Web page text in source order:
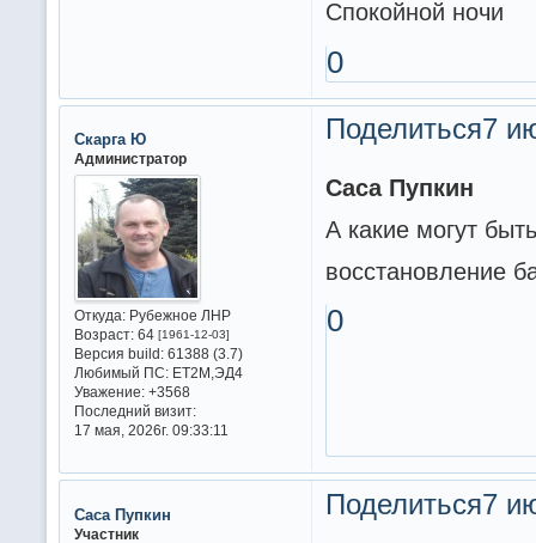
Спокойной ночи
0
Поделиться7
Скарга Ю
Администратор
Откуда:Рубежное ЛНР
Возраст:64 [1961-12-03]
Версия build:61388 (3.7)
Любимый ПС:ET2M,ЭД4
Уважение: +3568
Последний визит:
17 мая, 2026г. 09:33:11
Саса Пупкин
А какие могут
восстановление
0
Поделиться7
Саса Пупкин
Участник